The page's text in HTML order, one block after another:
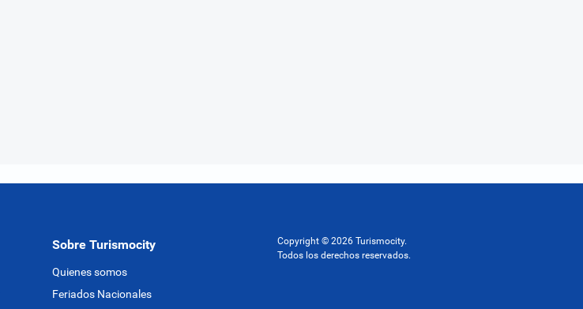
Sobre Turismocity
Quienes somos
Feriados Nacionales
Copyright © 2026 Turismocity.
Todos los derechos reservados.